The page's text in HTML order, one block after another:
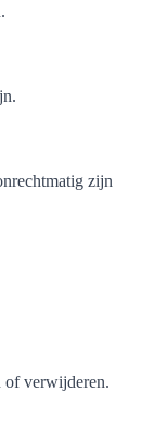
zijn
of verwijderen.